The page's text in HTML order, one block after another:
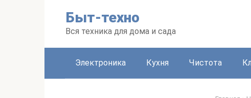
Быт-техно
Вся техника для дома и сада
Электроника Кухня Чистота